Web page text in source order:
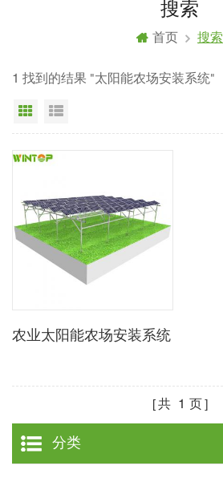
搜索
首页 搜索
1 找到的结果 "太阳能农场安装系统"
网格视图
农业太阳能农场安装系统
共 1 页
分类